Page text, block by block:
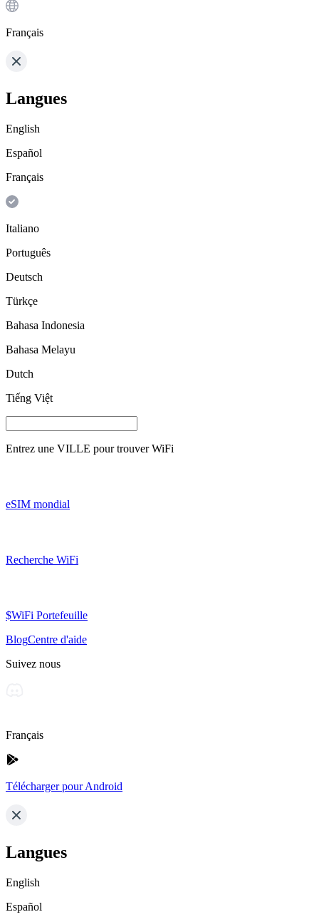
Français
Langues
English
Español
Français
Italiano
Português
Deutsch
Türkçe
Bahasa Indonesia
Bahasa Melayu
Dutch
Tiếng Việt
Entrez une VILLE pour trouver WiFi
eSIM mondial
Recherche WiFi
$WiFi Portefeuille
BlogCentre d'aide
Suivez nous
Français
Télécharger pour Android
Langues
English
Español